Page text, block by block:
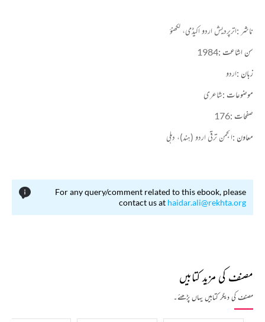
ناشر :اترپردیش اردو اکیڈمی، لکھنؤ
سن اشاعت :1984
زبان :اردو
موضوعات :شاعری
صفحات :176
معاون :انجمن ترقی اردو (ہند)، دہلی
For any query/comment related to this ebook, please
contact us at haidar.ali@rekhta.org
مصنف کی مزید کتابیں
مصنف کی دیگر کتابیں یہاں پڑھئے۔